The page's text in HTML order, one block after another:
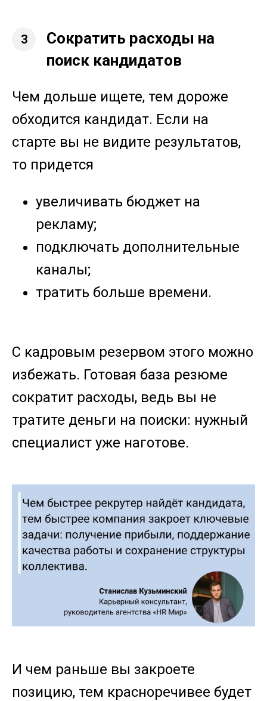
3
Сократить расходы на
поиск кандидатов
Чем дольше ищете, тем дороже
обходится кандидат. Если на
старте вы не видите результатов,
то придется
увеличивать бюджет на
рекламу;
подключать дополнительные
каналы;
тратить больше времени.
С кадровым резервом этого можно
избежать. Готовая база резюме
сократит расходы, ведь вы не
тратите деньги на поиски: нужный
специалист уже наготове.
И чем раньше вы закроете
позицию, тем красноречивее будет